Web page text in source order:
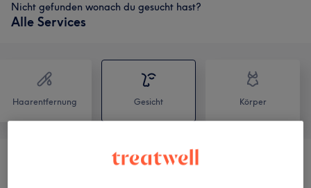
Nicht gefunden wonach du gesucht hast?
Alle Services
Haarentfernung Gesicht Körper
Wimpernverlängerungen (6)